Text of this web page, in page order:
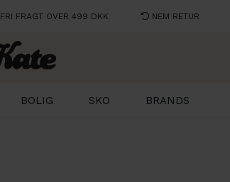
FRI FRAGT OVER 499 DKK NEM RETUR
BOLIG SKO BRANDS